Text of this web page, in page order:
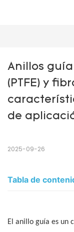
Anillos
(PTFE) y
de
2025-09-26
Tabla de
El anillo guía es un